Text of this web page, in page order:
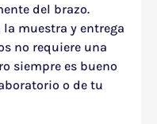
del brazo.
muestra y entrega
no requiere una
siempre es bueno
o de tu